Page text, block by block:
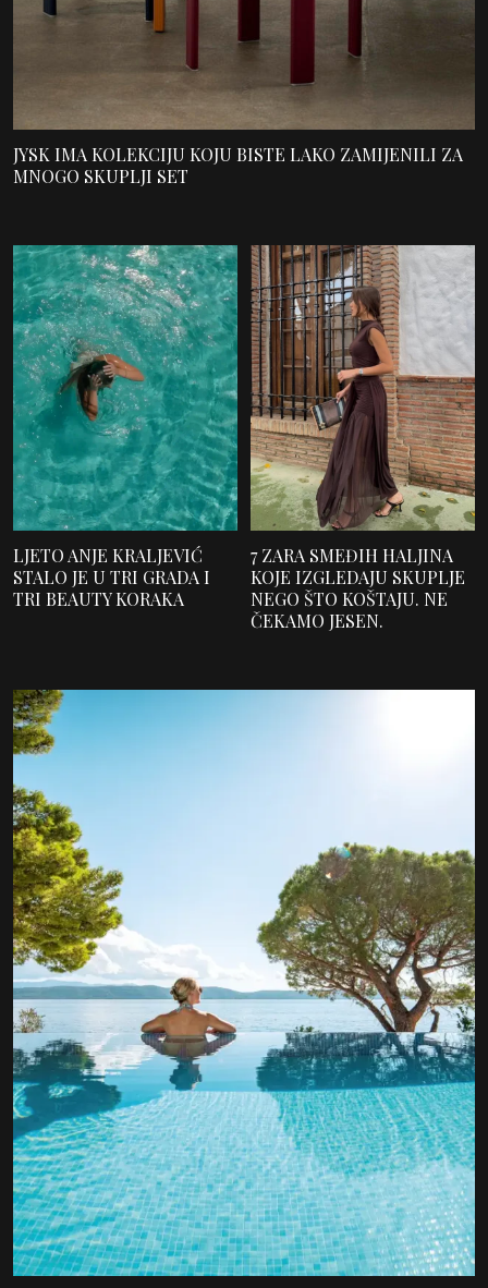
JYSK IMA KOLEKCIJU KOJU BISTE LAKO ZAMIJENILI ZA
MNOGO SKUPLJI SET
LJETO ANJE KRALJEVIĆ
STALO JE U TRI GRADA I
TRI BEAUTY KORAKA
7 ZARA SMEĐIH HALJINA
KOJE IZGLEDAJU SKUPLJE
NEGO ŠTO KOŠTAJU. NE
ČEKAMO JESEN.